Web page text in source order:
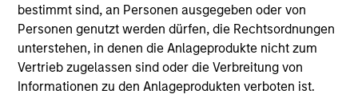
bestimmt sind, an Personen ausgegeben oder von
Personen genutzt werden dürfen, die Rechtsordnungen
unterstehen, in denen die Anlageprodukte nicht zum
Vertrieb zugelassen sind oder die Verbreitung von
Informationen zu den Anlageprodukten verboten ist.
Unsere Private Equity Teams investieren in
Marktsegmente, die unserer Ansicht nach im Allgemeinen
von anderen Anbietern von Privatkapital unzureichend
abgedeckt werden. Wir investieren direkt in